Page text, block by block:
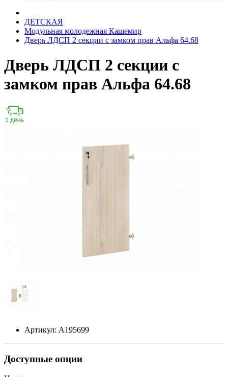
ДЕТСКАЯ
Модульная молодежная Кашемир
Дверь ЛДСП 2 секции с замком прав Альфа 64.68
Дверь ЛДСП 2 секции с
замком прав Альфа 64.68
Артикул: А195699
Доступные опции